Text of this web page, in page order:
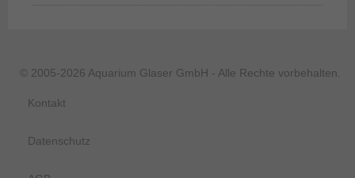
© 2005-2026 Aquarium Glaser GmbH - Alle Rechte vorbehalten.
Kontakt
Datenschutz